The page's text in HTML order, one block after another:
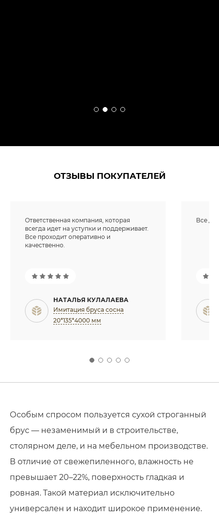
Имя
Ваши имя и фамилия
ОТЗЫВЫ ПОКУПАТЕЛЕЙ
Ответственная компания, которая
всегда идет на уступки и поддерживает.
Все проходит оперативно и
качественно.
НАТАЛЬЯ КУЛАЛАЕВА
Имитация бруса сосна
20*135*4000 мм
Все
Особым спросом пользуется сухой строганный
брус — незаменимый и в строительстве,
столярном деле, и на мебельном производстве.
В отличие от свежепиленного, влажность не
превышает 20–22%, поверхность гладкая и
ровная. Такой материал исключительно
универсален и находит широкое применение.